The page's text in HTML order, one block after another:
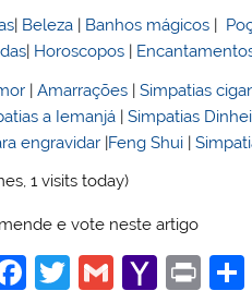
| Beleza | Banhos mágicos |
| Horoscopos |
|Amarrações |Simpatias
a Iemanjá |Simpatias
engravidar |Feng Shui |
1 visits today)
e vote neste artigo
F
T
G
Y
Pr